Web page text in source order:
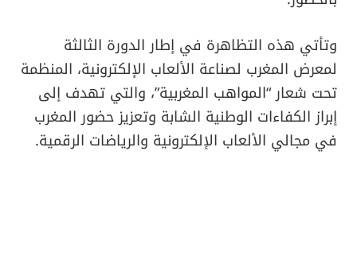
وتأتي هذه التظاهرة في إطار الدورة الثالثة
لمعرض المغرب لصناعة الألعاب الإلكترونية، المنظمة
تحت شعار “المواهب المغربية”، والتي تهدف إلى
إبراز الكفاءات الوطنية الشابة وتعزيز حضور المغرب
في مجالي الألعاب الإلكترونية والرياضات الرقمية.